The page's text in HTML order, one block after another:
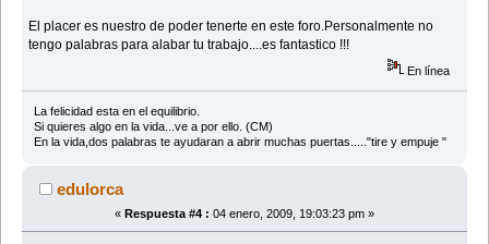
El placer es nuestro de poder tenerte en este foro.Personalmente no
tengo palabras para alabar tu trabajo....es fantastico !!!
En línea
La felicidad esta en el equilibrio.
Si quieres algo en la vida...ve a por ello. (CM)
En la vida,dos palabras te ayudaran a abrir muchas puertas....."tire y empuje "
edulorca
« Respuesta #4 : 04 enero, 2009, 19:03:23 pm »